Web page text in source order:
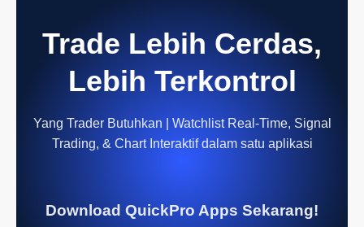
Trade Lebih Cerdas,
Lebih Terkontrol
Yang Trader Butuhkan | Watchlist Real-Time, Signal
Trading, & Chart Interaktif dalam satu aplikasi
Download QuickPro Apps Sekarang!